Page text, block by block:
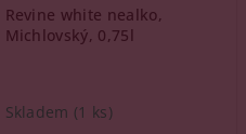
Revine white nealko,
Michlovský, 0,75l
Skladem (1 ks)